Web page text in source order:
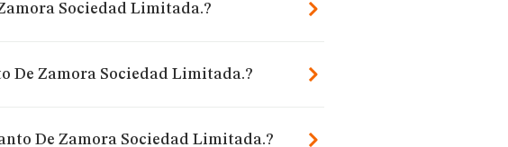
Sociedad Limitada.?
De Zamora Sociedad Limitada.?
De Zamora Sociedad Limitada.?